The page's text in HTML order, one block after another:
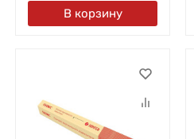
В корзину